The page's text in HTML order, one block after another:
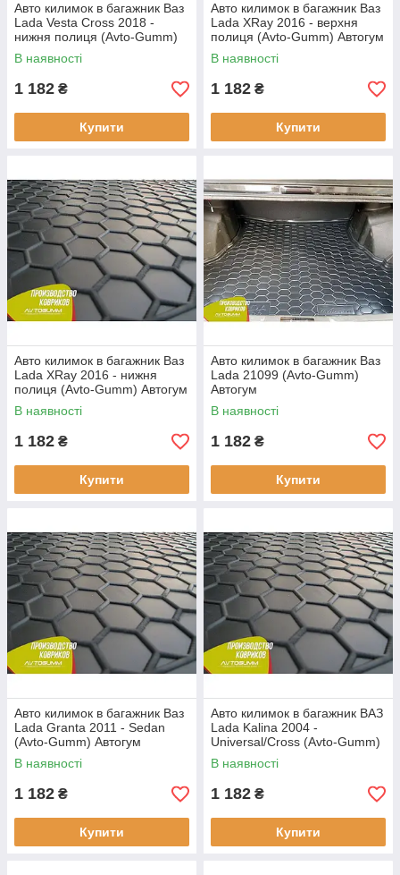
Авто килимок в багажник Ваз
Lada Vesta Cross 2018 -
нижня полиця (Avto-Gumm)
Автогум
В наявності
1 182 ₴
Купити
Авто килимок в багажник Ваз
Lada XRay 2016 - верхня
полиця (Avto-Gumm) Автогум
В наявності
1 182 ₴
Купити
Авто килимок в багажник Ваз
Lada XRay 2016 - нижня
полиця (Avto-Gumm) Автогум
В наявності
1 182 ₴
Купити
Авто килимок в багажник Ваз
Lada 21099 (Avto-Gumm)
Автогум
В наявності
1 182 ₴
Купити
Авто килимок в багажник Ваз
Lada Granta 2011 - Sedan
(Avto-Gumm) Автогум
В наявності
1 182 ₴
Купити
Авто килимок в багажник ВАЗ
Lada Kalina 2004 -
Universal/Cross (Avto-Gumm)
Автогум
В наявності
1 182 ₴
Купити